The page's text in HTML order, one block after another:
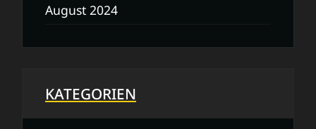
August 2024
KATEGORIEN